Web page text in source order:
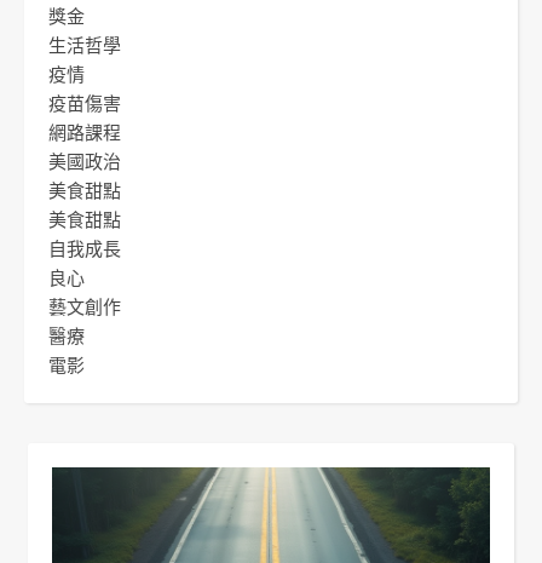
獎金
生活哲學
疫情
疫苗傷害
網路課程
美國政治
美食甜點
美食甜點
自我成長
良心
藝文創作
醫療
電影